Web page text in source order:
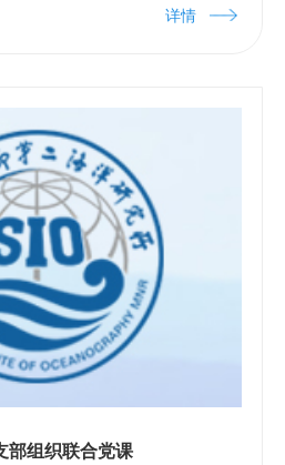
国鲜红的太阳永不落》机
详情
部组织联合党课